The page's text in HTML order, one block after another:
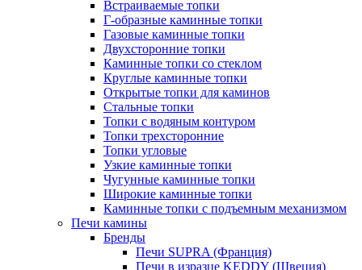
Встраиваемые топки
Г-образные каминные топки
Газовые каминные топки
Двухсторонние топки
Каминные топки со стеклом
Круглые каминные топки
Открытые топки для каминов
Стальные топки
Топки с водяным контуром
Топки трехсторонние
Топки угловые
Узкие каминные топки
Чугунные каминные топки
Широкие каминные топки
Каминные топки с подъемным механизмом
Печи камины
Бренды
Печи SUPRA (Франция)
Печи в изразце KEDDY (Швеция)